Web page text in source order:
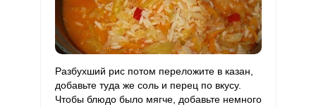
Разбухший рис потом переложите в казан,
добавьте туда же соль и перец по вкусу.
Чтобы блюдо было мягче, добавьте немного